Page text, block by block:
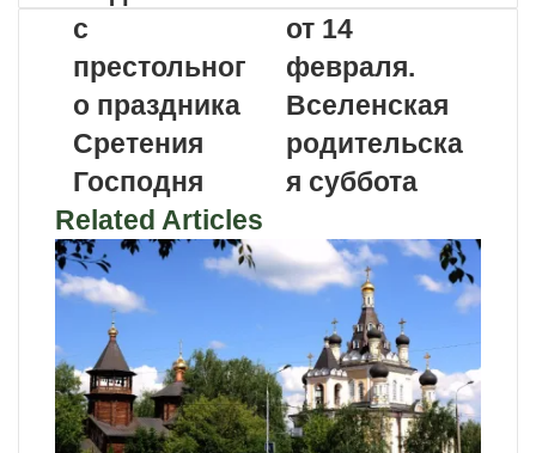
с
престольног
о праздника
Сретения
Господня
от 14
февраля.
Вселенская
родительска
я суббота
Related Articles